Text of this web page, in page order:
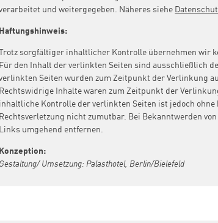
und weitergegeben. Näheres siehe
Haftungshinweis:
Trotz sorgfältiger inhaltlicher Kontrolle übernehmen wir
Für den Inhalt der verlinkten Seiten sind ausschließlich
Seiten wurden zum Zeitpunkt der Verlinkung
Rechtswidrige Inhalte waren zum Zeitpunkt der
inhaltliche Kontrolle der verlinkten Seiten ist jedoch
Rechtsverletzung nicht zumutbar. Bei Bekanntwerden
Links umgehend entfernen.
Konzeption:
Gestaltung/ Umsetzung: Palasthotel, Berlin/Bielefeld